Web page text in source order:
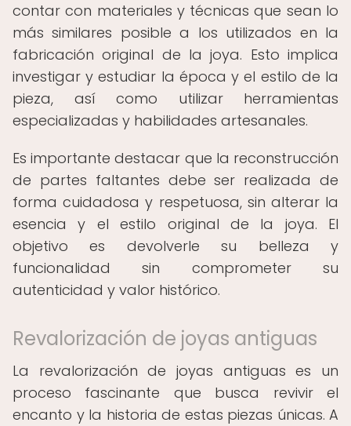
contar con materiales y técnicas que sean lo
más similares posible a los utilizados en la
fabricación original de la joya. Esto implica
investigar y estudiar la época y el estilo de la
pieza, así como utilizar herramientas
especializadas y habilidades artesanales.
Es importante destacar que la reconstrucción
de partes faltantes debe ser realizada de
forma cuidadosa y respetuosa, sin alterar la
esencia y el estilo original de la joya. El
objetivo es devolverle su belleza y
funcionalidad sin comprometer su
autenticidad y valor histórico.
Revalorización de joyas antiguas
La revalorización de joyas antiguas es un
proceso fascinante que busca revivir el
encanto y la historia de estas piezas únicas. A